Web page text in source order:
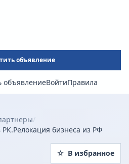
объявление
объявлениеВойтиПравила
/
бизнеса из РФ
☆ В избранное